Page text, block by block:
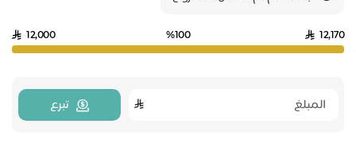
12,170
%100
12,000
تبرع